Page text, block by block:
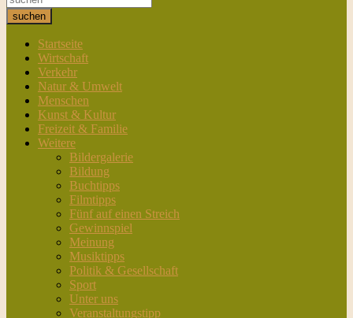
suchen
Startseite
Wirtschaft
Verkehr
Natur & Umwelt
Menschen
Kunst & Kultur
Freizeit & Familie
Weitere
Bildergalerie
Bildung
Buchtipps
Filmtipps
Fünf auf einen Streich
Gewinnspiel
Meinung
Musiktipps
Politik & Gesellschaft
Sport
Unter uns
Veranstaltungstipp